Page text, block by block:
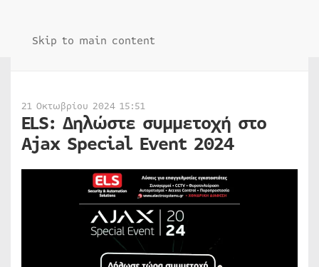
Skip to main content
21 Οκτωβρίου 2024 15:51
ELS: Δηλώστε συμμετοχή στο
Ajax Special Event 2024